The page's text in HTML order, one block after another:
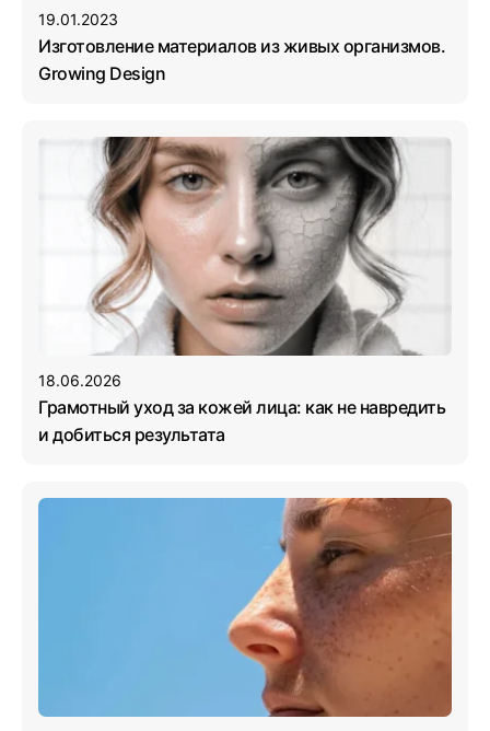
19.01.2023
Изготовление материалов из живых организмов.
Growing Design
18.06.2026
Грамотный уход за кожей лица: как не навредить
и добиться результата